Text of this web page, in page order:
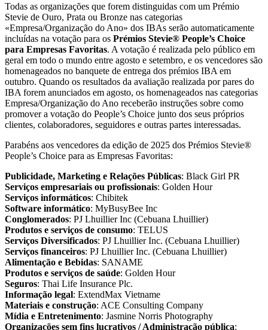
Todas as organizações que forem distinguidas com um Prémio
Stevie de Ouro, Prata ou Bronze nas categorias
«Empresa/Organização do Ano» dos IBAs serão automaticamente
incluídas na votação para os Prémios Stevie® People’s Choice
para Empresas Favoritas. A votação é realizada pelo público em
geral em todo o mundo entre agosto e setembro, e os vencedores são
homenageados no banquete de entrega dos prémios IBA em
outubro. Quando os resultados da avaliação realizada por pares do
IBA forem anunciados em agosto, os homenageados nas categorias
Empresa/Organização do Ano receberão instruções sobre como
promover a votação do People’s Choice junto dos seus próprios
clientes, colaboradores, seguidores e outras partes interessadas.
Parabéns aos vencedores da edição de 2025 dos Prémios Stevie®
People’s Choice para as Empresas Favoritas:
Publicidade, Marketing e Relações Públicas: Black Girl PR
Serviços empresariais ou profissionais: Golden Hour
Serviços informáticos: Chibitek
Software informático: MyBusyBee Inc
Conglomerados: PJ Lhuillier Inc (Cebuana Lhuillier)
Produtos e serviços de consumo: TELUS
Serviços Diversificados: PJ Lhuillier Inc. (Cebuana Lhuillier)
Serviços financeiros: PJ Lhuillier Inc. (Cebuana Lhuillier)
Alimentação e Bebidas: SANAME
Produtos e serviços de saúde: Golden Hour
Seguros: Thai Life Insurance Plc.
Informação legal: ExtendMax Vietname
Materiais e construção: ACE Consulting Company
Mídia e Entretenimento: Jasmine Norris Photography
Organizações sem fins lucrativos / Administração pública: